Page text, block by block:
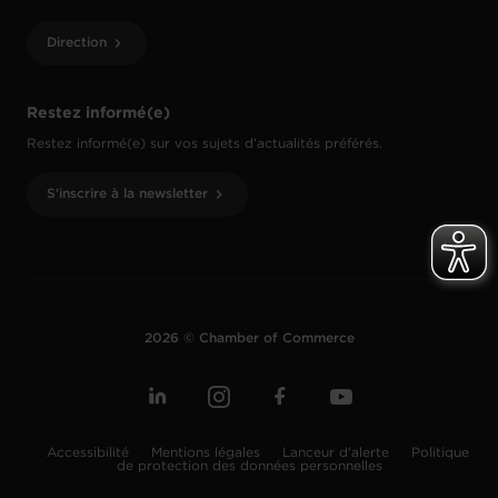
Restez informé(e)
Restez informé(e) sur vos sujets d’actualités préférés.
S'inscrire à la newsletter
Direction
2026 © Chamber of Commerce
Accessibilité Mentions légales Lanceur d'alerte
Politique
de protection des données personnelles